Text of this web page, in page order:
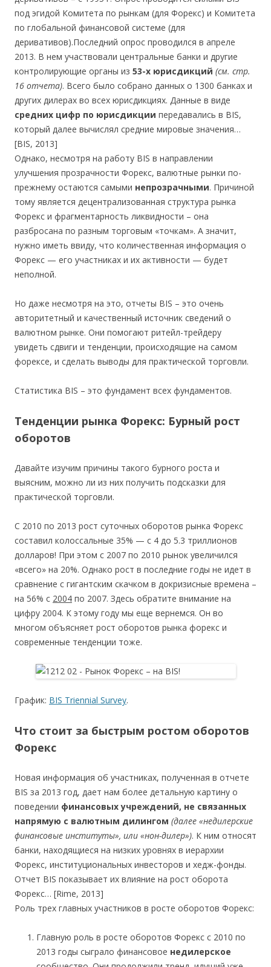
под эгидой Комитета по рынкам (для Форекс) и Комитета
по глобальной финансовой системе (для
деривативов).Последний опрос проводился в апреле
2013. В нем участвовали центральные банки и другие
контролирующие органы из 53-х юрисдикций (см. стр.
16 отчета). Всего было собрано данных о 1300 банках и
других дилерах во всех юрисдикциях. Данные в виде
средних цифр по юрисдикции передавались в BIS,
который далее вычислял средние мировые значения…
[BIS, 2013]
Однако, несмотря на работу BIS в направлении
улучшения прозрачности Форекс, валютные рынки по-
прежнему остаются самыми непрозрачными. Причиной
тому является децентрализованная структура рынка
Форекс и фрагментарность ликвидности – она
разбросана по разным торговым «точкам». А значит,
нужно иметь ввиду, что количественная информация о
Форекс — его участниках и их активности — будет
неполной.
Но даже несмотря на это, отчеты BIS – это очень
авторитетный и качественный источник сведений о
валютном рынке. Они помогают ритейл-трейдеру
увидеть сдвиги и тенденции, происходящие на самом
форексе, и сделать выводы для практической торговли.
Статистика BIS – это фундамент всех фундаментов.
Тенденции рынка Форекс: Бурный рост
оборотов
Давайте изучим причины такого бурного роста и
выясним, можно ли из них получить подсказки для
практической торговли.
С 2010 по 2013 рост суточных оборотов рынка Форекс
составил колоссальные 35% — с 4 до 5.3 триллионов
долларов! При этом с 2007 по 2010 рынок увеличился
«всего» на 20%. Однако рост в последние годы не идет в
сравнение с гигантским скачком в докризисные времена –
на 56% с 2004 по 2007. Здесь обратите внимание на
цифру 2004. К этому году мы еще вернемся. Он во
многом объясняет рост оборотов рынка форекс и
современные тенденции тоже.
График: BIS Triennial Survey.
Что стоит за быстрым ростом оборотов
Форекс
Новая информация об участниках, полученная в отчете
BIS за 2013 год, дает нам более детальную картину о
поведении финансовых учреждений, не связанных
напрямую с валютным дилингом (далее «недилерские
финансовые институты», или «нон-дилер»). К ним относят
банки, находящиеся на низких уровнях в иерархии
Форекс, институциональных инвесторов и хедж-фонды.
Отчет BIS показывает их влияние на рост оборота
Форекс… [Rime, 2013]
Роль трех главных участников в росте оборотов Форекс:
Главную роль в росте оборотов Форекс с 2010 по
2013 годы сыграло финансовое недилерское